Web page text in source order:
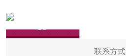
联系方式